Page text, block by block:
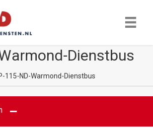
Dienstbus
115-ND-Warmond-Dienstbus